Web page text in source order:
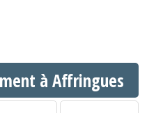
à Affringues